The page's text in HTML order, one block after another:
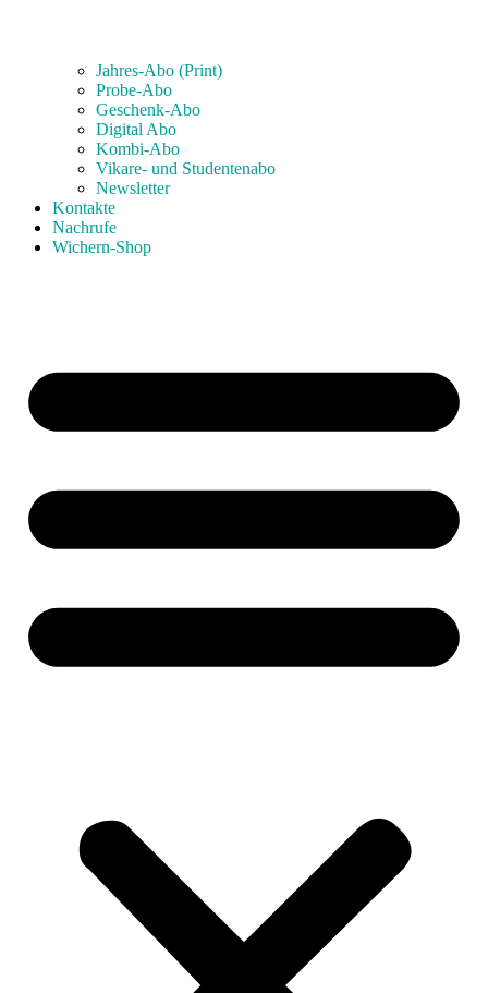
Jahres-Abo (Print)
Probe-Abo
Geschenk-Abo
Digital Abo
Kombi-Abo
Vikare- und Studentenabo
Newsletter
Kontakte
Nachrufe
Wichern-Shop